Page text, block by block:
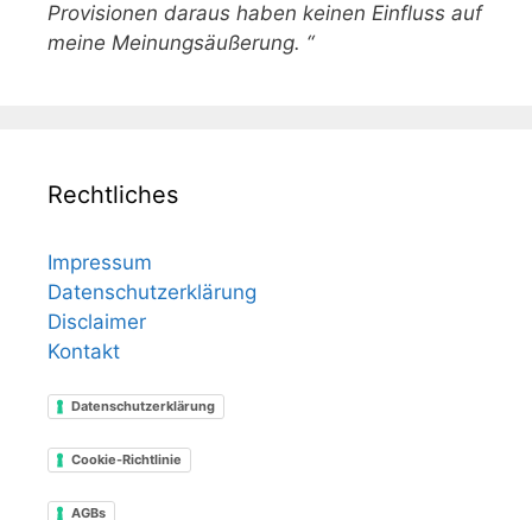
Provisionen daraus haben keinen Einfluss auf
meine Meinungsäußerung. “
Rechtliches
Impressum
Datenschutzerklärung
Disclaimer
Kontakt
Datenschutzerklärung
Cookie-Richtlinie
AGBs